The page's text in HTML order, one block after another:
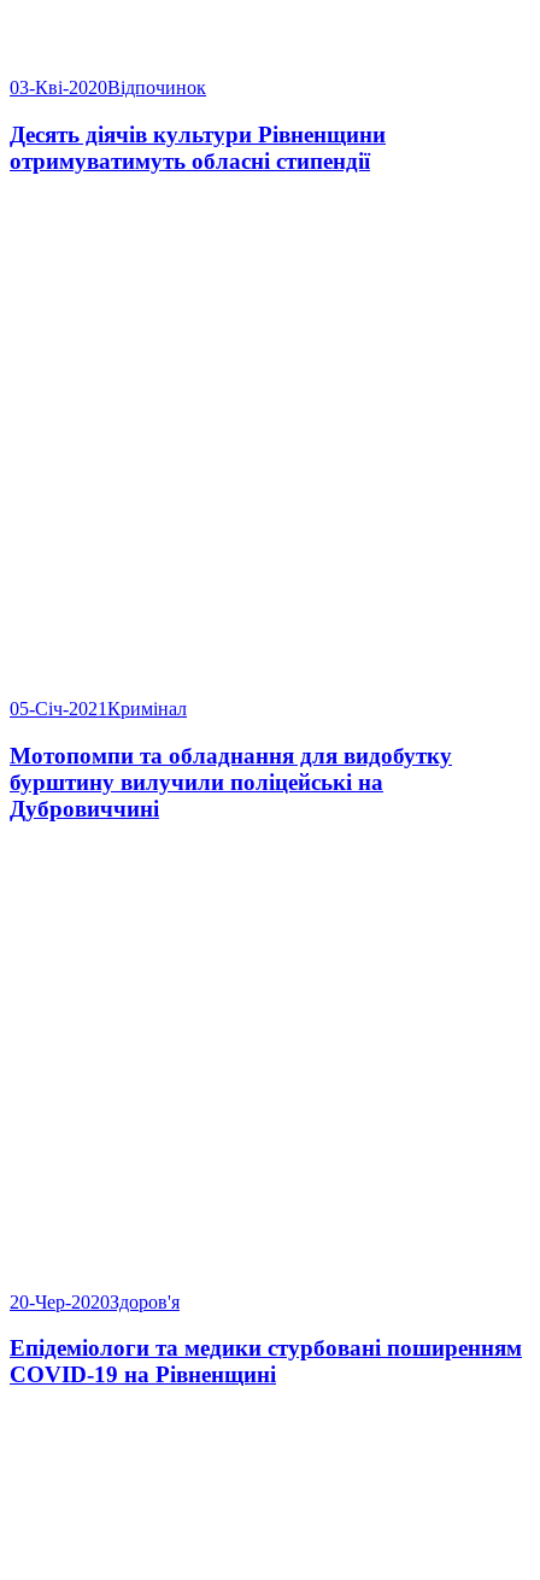
03-Кві-2020Відпочинок
Десять діячів культури Рівненщини
отримуватимуть обласні стипендії
05-Січ-2021Кримінал
Мотопомпи та обладнання для видобутку
бурштину вилучили поліцейські на
Дубровиччині
20-Чер-2020Здоров'я
Епідеміологи та медики стурбовані поширенням
COVID-19 на Рівненщині